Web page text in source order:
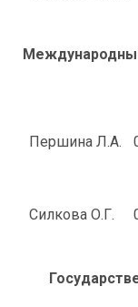
Першина Л.А.
Силкова О.Г.